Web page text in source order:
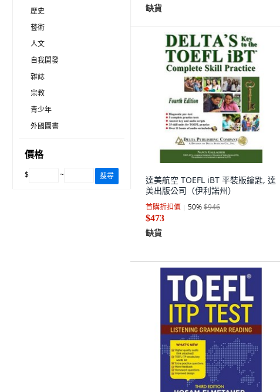
歷史
藝術
人文
自我開發
雜誌
宗教
青少年
外國圖書
價格
$ ~ 搜尋
缺貨
達美航空 TOEFL iBT 平裝版鑰匙, 達
美出版公司（伊利諾州）
首購折扣價 50%$946
$473
缺貨